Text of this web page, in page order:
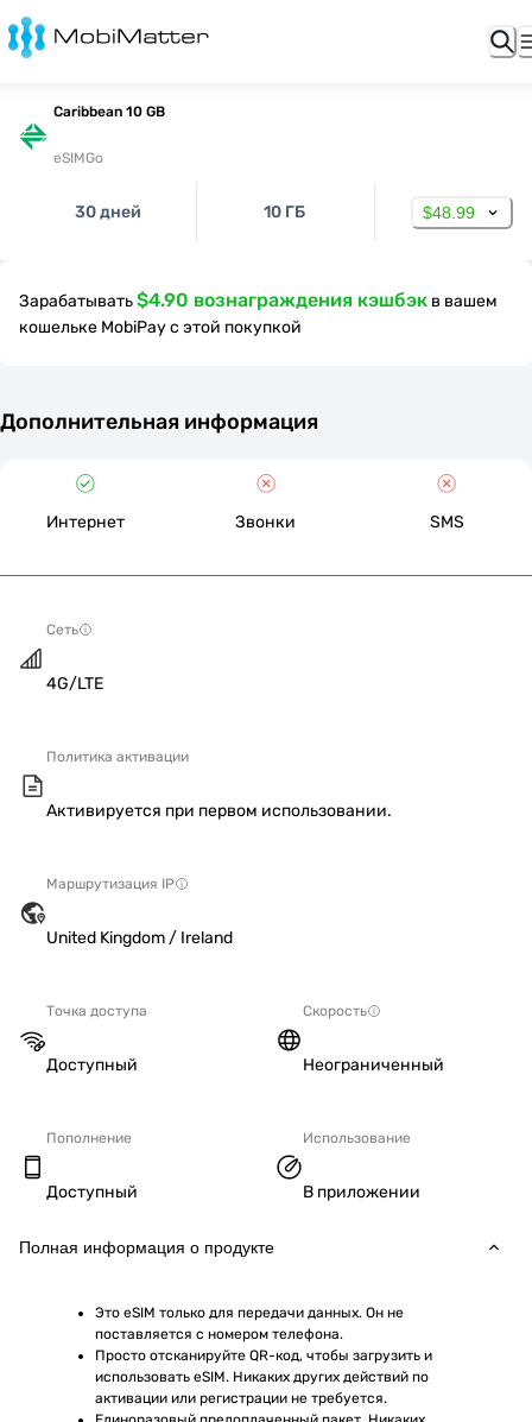
Caribbean 10 GB
eSIMGo
30 дней 10 ГБ $48.99
Зарабатывать$4.90 вознаграждения кэшбэк в вашем
кошельке MobiPay с этой покупкой
Дополнительная информация
Интернет Звонки SMS
Сеть
4G/LTE
Политика активации
Активируется при первом использовании.
Маршрутизация IP
United Kingdom / Ireland
Точка доступа
Доступный
Скорость
Неограниченный
Пополнение
Доступный
Использование
В приложении
Полная информация о продукте
Это eSIM только для передачи данных. Он не
поставляется с номером телефона.
Просто отсканируйте QR-код, чтобы загрузить и
использовать eSIM. Никаких других действий по
активации или регистрации не требуется.